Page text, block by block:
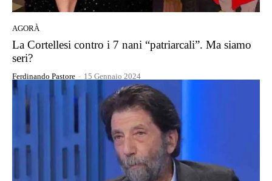
AGORÀ
La Cortellesi contro i 7 nani “patriarcali”. Ma siamo
seri?
Ferdinando Pastore - 15 Gennaio 2024